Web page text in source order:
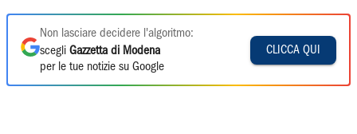
Non lasciare decidere l'algoritmo:
scegli Gazzetta di Modena
per le tue notizie su Google
CLICCA QUI